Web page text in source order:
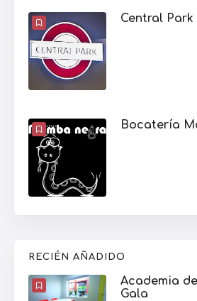
Central Park
Bocatería
RECIÉN AÑADIDO
Academia
Gala